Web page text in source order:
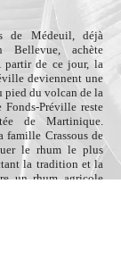
de Médeuil, déjà
Bellevue, achète
partir de ce jour, la
deviennent une
pied du volcan de la
Préville reste
de Martinique.
famille Crassous de
le rhum le plus
la tradition et la
un rhum agricole